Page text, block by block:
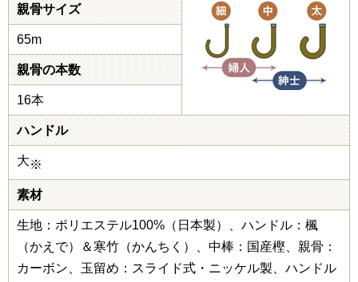
親骨サイズ
65m
親骨の本数
16本
ハンドル
大※
素材
生地：ポリエステル100%（日本製）、ハンドル：楓
（かえで）＆寒竹（かんちく）、中棒：国産樫、親骨：
カーボン、玉留め：スライド式・ニッケル製、ハンドル